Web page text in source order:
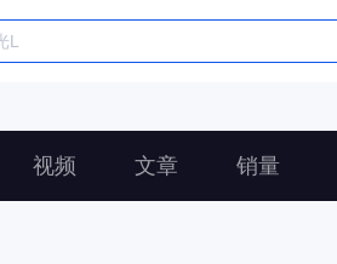
视频 文章 销量